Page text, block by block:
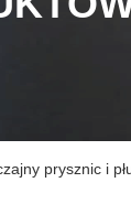
prysznic i